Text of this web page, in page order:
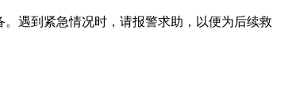
遇到紧急情况时，请报警求助，以便为后续救